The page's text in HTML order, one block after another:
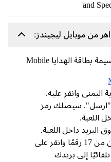
ليجيندز:
اتبع الخطوات التالية لاسترداد قسيمة بطاقة الهدايا Mobile
وانقر عليه.
سيصلك رمز
داخل اللعبة.
أخيرًا، أدخل رمز الاسترداد المكون من 17 رقمًا وانقر على
بريدك